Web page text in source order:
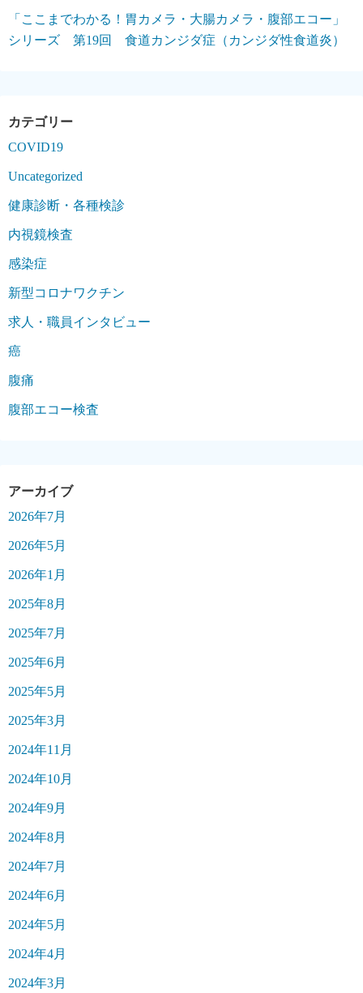
「ここまでわかる！胃カメラ・大腸カメラ・腹部エコー」
シリーズ 第19回 食道カンジダ症（カンジダ性食道炎）
COVID19
Uncategorized
健康診断・各種検診
内視鏡検査
感染症
新型コロナワクチン
求人・職員インタビュー
癌
腹痛
腹部エコー検査
2026年7月
2026年5月
2026年1月
2025年8月
2025年7月
2025年6月
2025年5月
2025年3月
2024年11月
2024年10月
2024年9月
2024年8月
2024年7月
2024年6月
2024年5月
2024年4月
2024年3月